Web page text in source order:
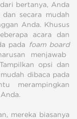
bertanya, Anda
secara mudah
Anda. Khusus
acara dan
pada
foam board
menjawab
opsi dan
dibaca pada
merampingkan
mereka biasanya